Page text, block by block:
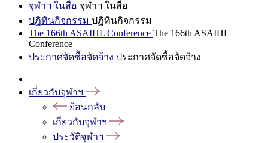
จุฬาฯ ในสื่อ จุฬาฯ ในสื่อ
ปฏิทินกิจกรรม ปฏิทินกิจกรรม
The 166th ASAIHL Conference The 166th ASAIHL
Conference
ประกาศจัดซื้อจัดจ้าง ประกาศจัดซื้อจัดจ้าง
เกี่ยวกับจุฬาฯ
ย้อนกลับ
เกี่ยวกับจุฬาฯ
ประวัติจุฬาฯ